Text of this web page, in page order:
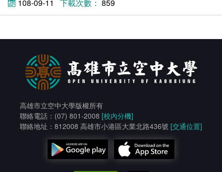
108-09-11 859
高雄市立空中大學版權所有
聯絡電話：(07) 801-2008 [校內分機]
聯絡地址：812008 高雄市小港區大業北路436號 [交通位置]